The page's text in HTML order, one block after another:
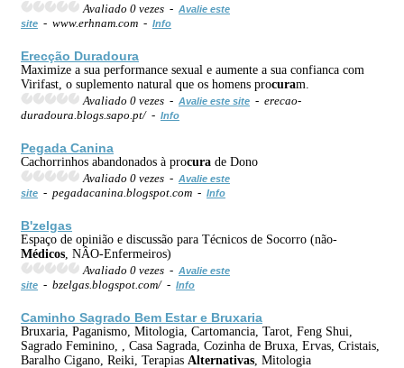
Avaliado 0 vezes - Avalie este
site - www.erhnam.com - Info
Erecção Duradoura
Maximize a sua performance sexual e aumente a sua confianca com
Virifast, o suplemento natural que os homens procuram.
Avaliado 0 vezes - Avalie este site - erecao-
duradoura.blogs.sapo.pt/ - Info
Pegada Canina
Cachorrinhos abandonados à procura de Dono
Avaliado 0 vezes - Avalie este
site - pegadacanina.blogspot.com - Info
B'zelgas
Espaço de opinião e discussão para Técnicos de Socorro (não-
Médicos , NÂO-Enfermeiros)
Avaliado 0 vezes - Avalie este
site - bzelgas.blogspot.com/ - Info
Caminho Sagrado Bem Estar e Bruxaria
Bruxaria, Paganismo, Mitologia, Cartomancia, Tarot, Feng Shui,
Sagrado Feminino, , Casa Sagrada, Cozinha de Bruxa, Ervas, Cristais,
Baralho Cigano, Reiki, Terapias Alternativas , Mitologia